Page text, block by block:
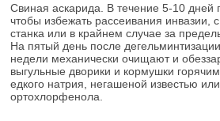
Свиная аскарида. В течение 5-10 дней
чтобы избежать рассеивания инвазии,
станка или в крайнем случае за
На пятый день после
недели механически очищают и
выгульные дворики и кормушки
едкого натрия, негашеной известью
ортохлорфенола.